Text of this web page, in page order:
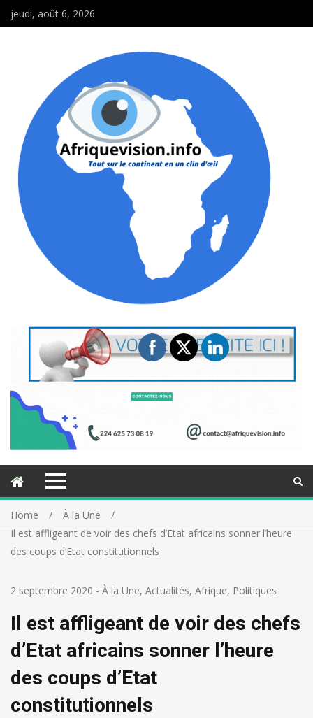
jeudi, août 6, 2026
Home
À la Une
Il est affligeant de voir des chefs d’Etat africains sonner l’heure
des coups d’Etat constitutionnels
2 septembre 2020 - À la Une, Actualités, Afrique, Politiques
Il est affligeant de voir des chefs
d’Etat africains sonner l’heure
des coups d’Etat
constitutionnels